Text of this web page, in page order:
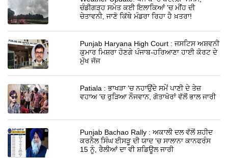
ਚੰਡੀਗੜ੍ਹ ਸਮੇਤ ਕਈ ਇਲਾਕਿਆਂ 'ਚ ਮੀਂਹ ਦੀ
ਚੇਤਾਵਨੀ, ਜਾਣੋ ਕਿੱਥੇ ਮੰਡਰਾ ਰਿਹਾ ਹੈ ਖ਼ਤਰਾ!
Punjab Haryana High Court : ਜਸਟਿਸ ਅਸ਼ਵਨੀ
ਕੁਮਾਰ ਮਿਸ਼ਰਾ ਹੋਣਗੇ ਪੰਜਾਬ-ਹਰਿਆਣਾ ਹਾਈ ਕੋਰਟ ਦੇ
ਮੁੱਖ ਜੱਜ
Patiala : ਭਾਖੜਾ 'ਚ ਨਹਾਉਂਦੇ ਸਮੇਂ ਪਾਣੀ ਦੇ ਤੇਜ਼
ਵਹਾਅ 'ਚ ਰੁੜਿਆ ਨੌਜਵਾਨ, ਗੋਤਾਖੋਰਾਂ ਵੱਲੋਂ ਭਾਲ ਜਾਰੀ
Punjab Bachao Rally : ਅਕਾਲੀ ਦਲ ਵੱਲੋਂ ਸ਼ਹੀਦ
ਕਰਨੈਲ ਸਿੰਘ ਈਸੜੂ ਦੀ ਯਾਦ 'ਚ ਸਾਲਾਨਾ ਕਾਨਫਰੰਸ
15 ਨੂੰ, ਰੈਲੀਆਂ ਦਾ ਵੀ ਸ਼ਡਿਊਲ ਜਾਰੀ